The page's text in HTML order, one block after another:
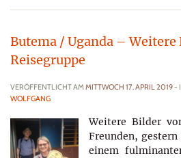
Butema / Uganda – Weitere
Reisegruppe
VERÖFFENTLICHT AMMITTWOCH 17. APRIL 2019-
WOLFGANG
Weitere Bilder
Freunden,
einem